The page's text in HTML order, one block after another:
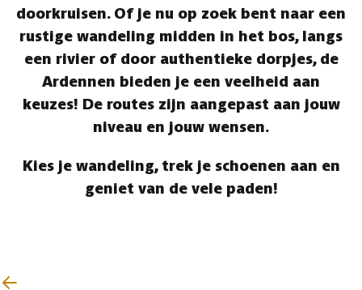
doorkruisen. Of je nu op zoek bent naar een
rustige wandeling midden in het bos, langs
een rivier of door authentieke dorpjes, de
Ardennen bieden je een veelheid aan
keuzes! De routes zijn aangepast aan jouw
niveau en jouw wensen.
Kies je wandeling, trek je schoenen aan en
geniet van de vele paden!